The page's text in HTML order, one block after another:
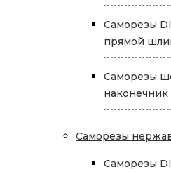
Саморезы
прямой
Саморезы
наконечник
Саморезы
Саморезы